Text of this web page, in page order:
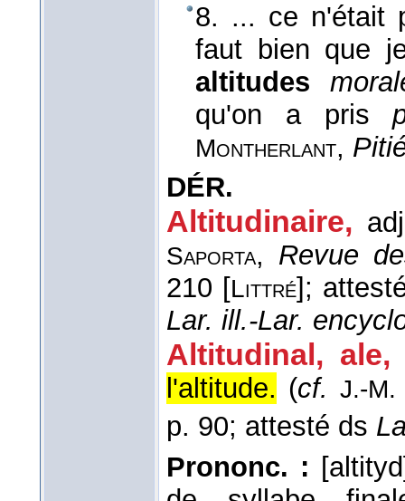
8. ... ce n'était
faut bien que
altitudes
qu'on a pris
Montherlant,
DÉR.
Altitudinaire,
Saporta, Revue
210 [Littré];
Lar. ill.-Lar.
Altitudinal, ale,
l'altitude. (cf. J.-M.
p. 90; attesté ds
Prononc. :